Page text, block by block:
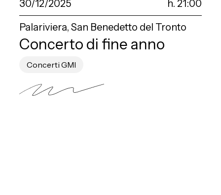
30/12/2025
h. 21:00
Palariviera, San Benedetto del Tronto
Concerto di fine anno
Concerti GMI